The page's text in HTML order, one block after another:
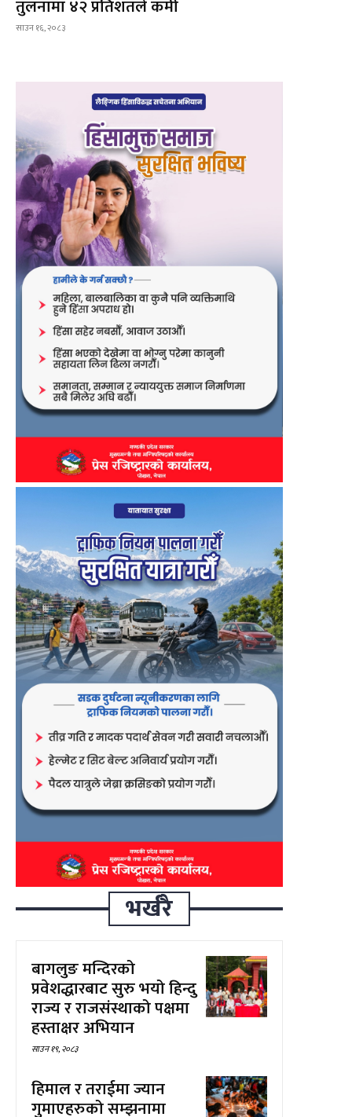
तुलनामा ४२ प्रतिशतले कमी
साउन १६, २०८३
भर्खरै
बागलुङ मन्दिरको
प्रवेशद्धारबाट सुरु भयो हिन्दु
राज्य र राजसंस्थाको पक्षमा
हस्ताक्षर अभियान
साउन १९, २०८३
हिमाल र तराईमा ज्यान
गुमाएहरुको सम्झनामा